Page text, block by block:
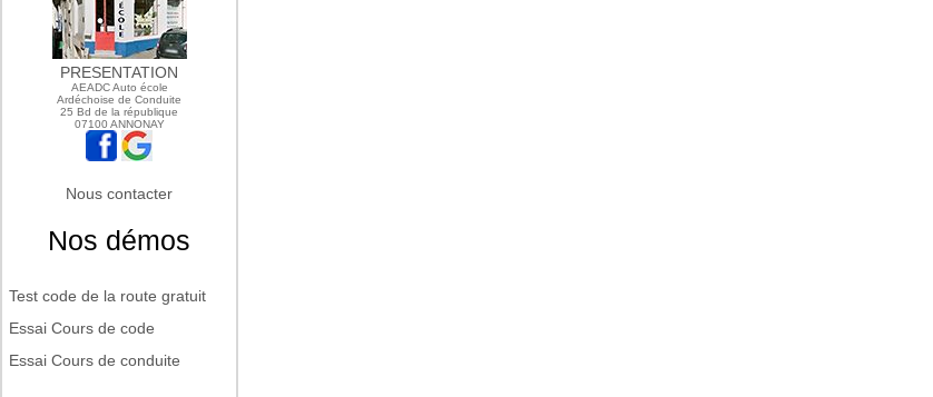
PRESENTATION
AEADC Auto école
Ardéchoise de Conduite
25 Bd de la république
07100 ANNONAY
Nous contacter
Nos démos
Test code de la route gratuit
Essai Cours de code
Essai Cours de conduite